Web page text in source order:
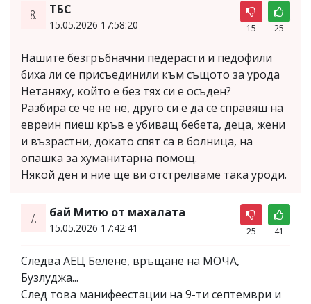
8. ТБС
15.05.2026 17:58:20 15 25
Нашите безгръбначни педерасти и педофили
биха ли се присъединили към същото за урода
Нетаняху, който е без тях си е осъден?
Разбира се че не не, друго си е да се справяш на
евреин пиеш кръв е убиващ бебета, деца, жени
и възрастни, докато спят са в болница, на
опашка за хуманитарна помощ.
Някой ден и ние ще ви отстрелваме така уроди.
7. бай Митю от махалата
15.05.2026 17:42:41 25 41
Следва АЕЦ Белене, връщане на МОЧА,
Бузлуджа...
След това манифеестации на 9-ти септември и